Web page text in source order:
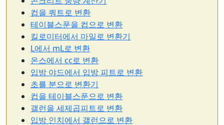
컵을 쿼트로 변환
테이블스푼을 컵으로 변환
킬로미터에서 마일로 변환기
L에서 mL로 변환
온스에서 cc로 변환
입방 야드에서 입방 피트로 변환
초를 분으로 변환기
컵을 테이블스푼으로 변환
갤런을 세제곱피트로 변환
입방 인치에서 갤런으로 변환